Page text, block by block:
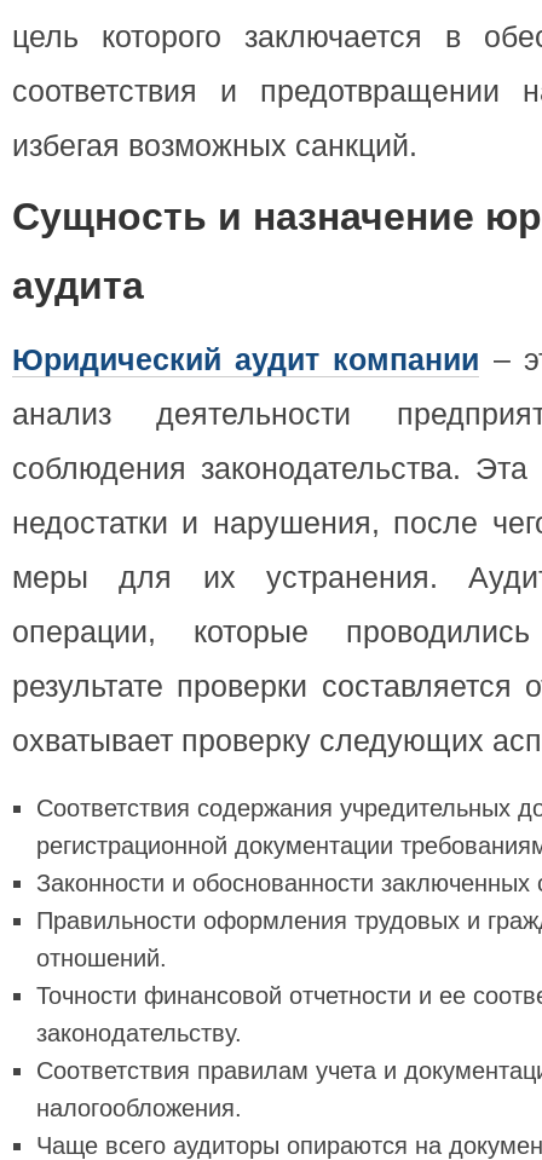
цель которого заключается в
соответствия и предотвращении
избегая возможных санкций.
Сущность и назначение
аудита
Юридический аудит компании –
анализ деятельности
соблюдения законодательства.
недостатки и нарушения, после
меры для их устранения.
операции, которые
результате проверки составляется
охватывает проверку следующих
Соответствия содержания учредительных
регистрационной документации
Законности и обоснованности заключенных
Правильности оформления трудовых и
отношений.
Точности финансовой отчетности и ее
законодательству.
Соответствия правилам учета и
налогообложения.
Чаще всего аудиторы опираются на